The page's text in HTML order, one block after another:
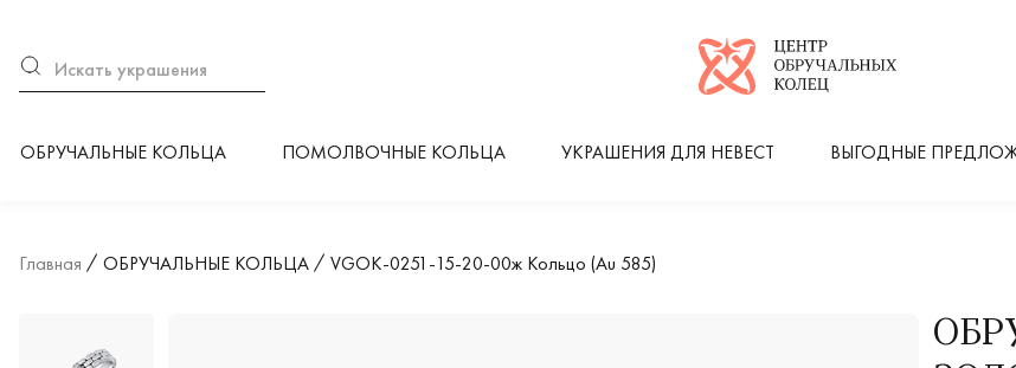
Логотип компании
ОБРУЧАЛЬНЫЕ КОЛЬЦА ПОМОЛВОЧНЫЕ КОЛЬЦА УКРАШЕНИЯ ДЛЯ НЕВЕСТ ВЫГОДНЫЕ
Главная ОБРУЧАЛЬНЫЕ КОЛЬЦА VGOK-0251-15-20-00ж Кольцо (Au 585)